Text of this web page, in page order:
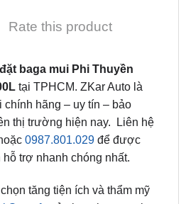
Rate this product
baga mui Phi Thuyền
tại TPHCM. ZKar Auto là
hãng – uy tín – bảo
0987.801.029để được